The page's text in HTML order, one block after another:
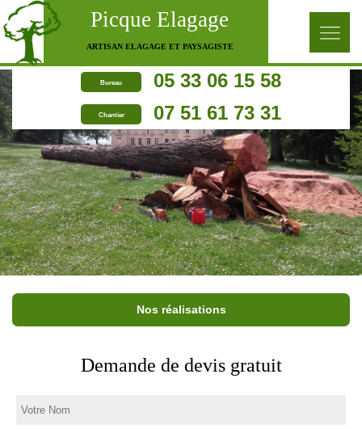
Picque Elagage
ARTISAN ELAGAGE ET PAYSAGISTE
Bureau 05 33 06 15 58
Chantier 07 51 61 73 31
Nos réalisations
Demande de devis gratuit